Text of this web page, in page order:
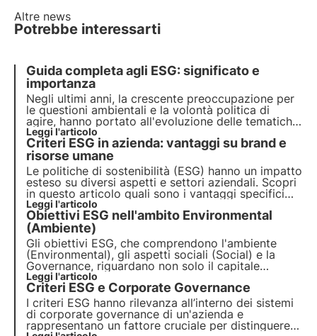
Altre news
Potrebbe interessarti
Guida completa agli ESG: significato e
importanza
Negli ultimi anni, la crescente preoccupazione per
le questioni ambientali e la volontà politica di
agire, hanno portato all'evoluzione delle tematiche
ESG. Scopri in questo articolo cosa sono i criteri
ESG, l'importanza che rivestono per le aziende e
per i loro investitori.
Leggi l'articolo
Criteri ESG in azienda: vantaggi su brand e
risorse umane
Le politiche di sostenibilità (ESG) hanno un impatto
esteso su diversi aspetti e settori aziendali. Scopri
in questo articolo quali sono i vantaggi specifici
sul brand e qual è il ruolo delle risorse umane.
Leggi l'articolo
Obiettivi ESG nell'ambito Environmental
(Ambiente)
Gli obiettivi ESG, che comprendono l'ambiente
(Environmental), gli aspetti sociali (Social) e la
Governance, riguardano non solo il capitale
economico e finanziario, ma anche il capitale
umano e sociale. In questo articolo esamineremo
quali sono gli obiettivi "E" - Ambiente.
Leggi l'articolo
Criteri ESG e Corporate Governance
I criteri ESG hanno rilevanza all’interno dei sistemi
di corporate governance di un'azienda e
rappresentano un fattore cruciale per distinguere